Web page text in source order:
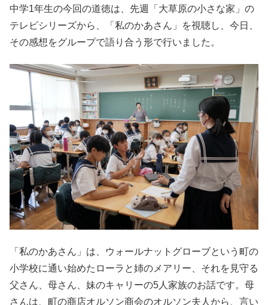
中学1年生の今回の道徳は、先週「大草原の小さな家」の
テレビシリーズから、「私のかあさん」を視聴し、今日、
その感想をグループで語り合う形で行いました。
「私のかあさん」は、ウォールナットグローブという町の
小学校に通い始めたローラと姉のメアリー、それを見守る
父さん、母さん、妹のキャリーの5人家族のお話です。母
さんは、町の商店オルソン商会のオルソン夫人から、言い